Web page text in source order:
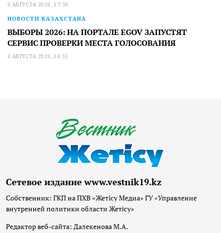
6 АВГУСТА 2026, 17:36
НОВОСТИ КАЗАХСТАНА
ВЫБОРЫ 2026: НА ПОРТАЛЕ EGOV ЗАПУСТЯТ
СЕРВИС ПРОВЕРКИ МЕСТА ГОЛОСОВАНИЯ
6 АВГУСТА 2026, 16:55
Сетевое издание www.vestnik19.kz
Собственник: ГКП на ПХВ «Жетісу Медиа» ГУ «Управление
внутренней политики области Жетісу»
Редактор веб-сайта: Далекенова М.А.